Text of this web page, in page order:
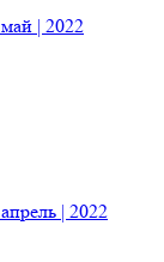
май | 2022
апрель | 2022